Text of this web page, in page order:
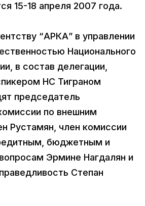
15-18 апреля 2007 года.
“АРКА” в управлении
Национального
в состав делегации,
НС Тиграном
председатель
по внешним
Рустамян, член комиссии
бюджетным и
Эрмине Нагдалян и
Степан